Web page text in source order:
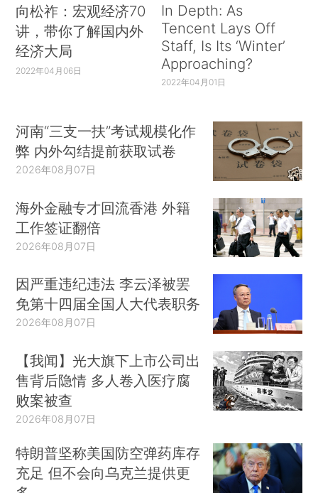
向松祚：宏观经济70
讲，带你了解国内外
经济大局
2022年04月06日
In Depth: As
Tencent Lays Off
Staff, Is Its ‘Winter’
Approaching?
2022年04月01日
河南“三支一扶”考试规模化作
弊 内外勾结提前获取试卷
2026年08月07日
海外金融专才回流香港 外籍
工作签证翻倍
2026年08月07日
因严重违纪违法 李云泽被罢
免第十四届全国人大代表职务
2026年08月07日
【我闻】光大旗下上市公司出
售背后隐情 多人卷入医疗腐
败案被查
2026年08月07日
特朗普坚称美国防空弹药库存
充足 但不会向乌克兰提供更